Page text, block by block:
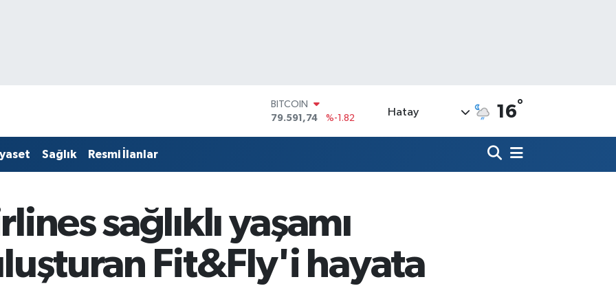
DOLAR
45,43620
%0.02
EURO
BİST100
14.598,00
Hatay 16°
Sağlık Resmi İlanlar
sağlıklı yaşamı
Fit&Fly'i hayata